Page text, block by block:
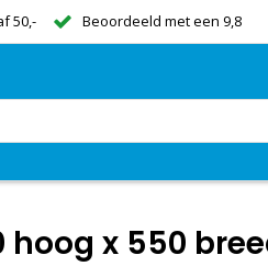
50,- Beoordeeld met een 9,8
hoog x 550